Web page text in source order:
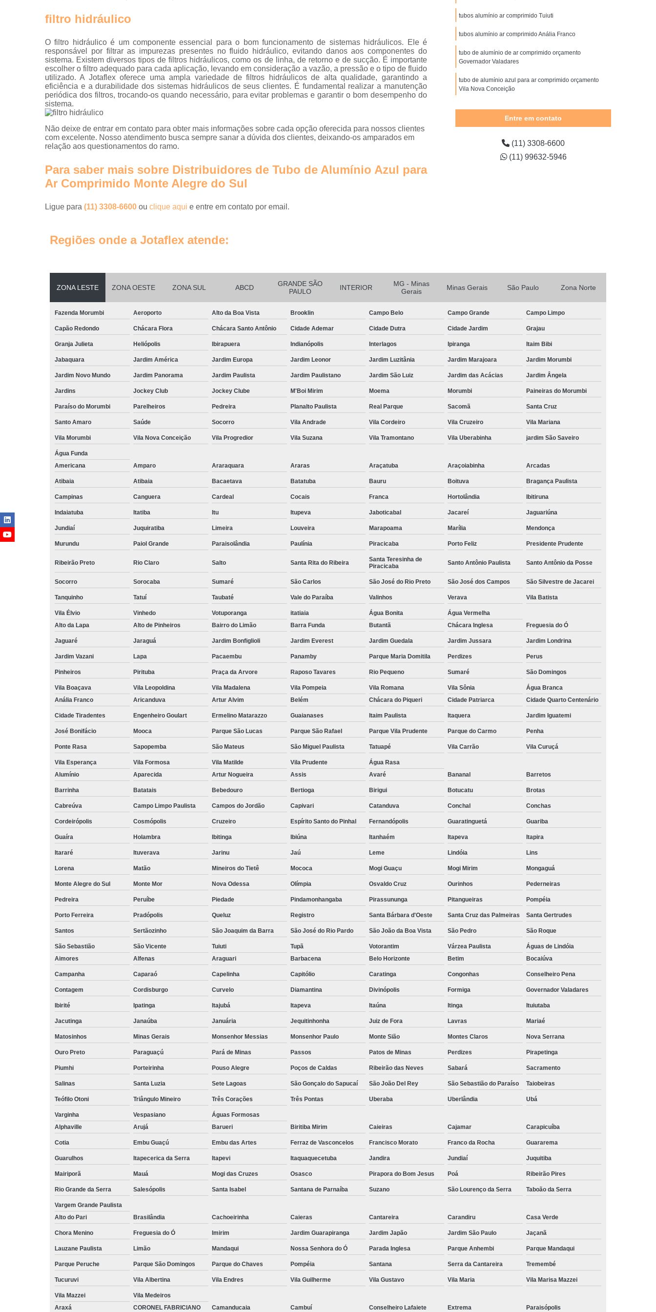
Rede de Ar Comprimido
Rede de Ar Comprimido Alumínio
Rede de Ar Comprimido Hospitalar
Rede de Ar Comprimido Industrial
Rede de Distribuição Ar Comprimido
Rede de Distribuição de Ar Comprimido
Secador Ar Comprimido por Adsorção
Secador de Ar Comprimido
Secador de Linha de Ar Comprimido
Secador do Ar Comprimido
Secador para Rede de Ar Comprimido
Central de Tratamento de Ar Comprimido
Tubo Alumínio para Ar Comprimido
Tubo Ar Comprimido Alumínio
Tubo de Alumínio Ar Comprimido
Tubo de Alumínio Azul para Ar Comprimido
Tubo de Alumínio de Ar Comprimido
Tubo de Alumínio para Ar Comprimido
Tubo de Alumínio para Rede de Ar Comprimido
Tubo em Alumínio Ar Comprimido
Tubo em Alumínio para Ar Comprimido
Tubo para Ar Comprimido em Alumínio
Tubulação de Ar Comprimido em Alumínio
Tubulação em Alumínio Azul
Tubulação em Alumínio para Gases Inertes
Tubulação em Alumínio para Rede de Ar Comprimido
Tubulação em Alumínio Parker
Tubulação em Alumínio Vantagens
filtro hidráulico
O filtro hidráulico é um componente essencial para o bom funcionamento de sistemas hidráulicos. Ele é
responsável por filtrar as impurezas presentes no fluido hidráulico, evitando danos aos componentes do
sistema. Existem diversos tipos de filtros hidráulicos, como os de linha, de retorno e de sucção. É importante
escolher o filtro adequado para cada aplicação, levando em consideração a vazão, a pressão e o tipo de fluido
utilizado. A Jotaflex oferece uma ampla variedade de filtros hidráulicos de alta qualidade, garantindo a
eficiência e a durabilidade dos sistemas hidráulicos de seus clientes. É fundamental realizar a manutenção
periódica dos filtros, trocando-os quando necessário, para evitar problemas e garantir o bom desempenho do
sistema.
Não deixe de entrar em contato para obter mais informações sobre cada opção oferecida para nossos clientes
com excelente. Nosso atendimento busca sempre sanar a dúvida dos clientes, deixando-os amparados em
relação aos questionamentos do ramo.
Para saber mais sobre Distribuidores de Tubo de Alumínio Azul para
Ar Comprimido Monte Alegre do Sul
Ligue para (11) 3308-6600 ou clique aqui e entre em contato por email.
tubos alumínio ar comprimido Tuiuti
tubos alumínio ar comprimido Anália Franco
tubo de alumínio de ar comprimido orçamento
Governador Valadares
tubo de alumínio azul para ar comprimido orçamento
Vila Nova Conceição
Entre em contato
(11) 3308-6600
(11) 99632-5946
Regiões onde a Jotaflex atende:
ZONA LESTE ZONA OESTE ZONA SUL ABCD
GRANDE SÃO
PAULO
INTERIOR
MG - Minas
Gerais
Minas Gerais São Paulo Zona Norte
Fazenda Morumbi Aeroporto Alto da Boa Vista Brooklin Campo Belo Campo Grande Campo Limpo
Capão Redondo Chácara Flora Chácara Santo Antônio Cidade Ademar Cidade Dutra Cidade Jardim Grajau
Granja Julieta Heliópolis Ibirapuera Indianópolis Interlagos Ipiranga Itaim Bibi
Jabaquara Jardim América Jardim Europa Jardim Leonor Jardim Luzitânia Jardim Marajoara Jardim Morumbi
Jardim Novo Mundo Jardim Panorama Jardim Paulista Jardim Paulistano Jardim São Luiz Jardim das Acácias Jardim Ângela
Jardins Jockey Club Jockey Clube M'Boi Mirim Moema Morumbi Paineiras do Morumbi
Paraíso do Morumbi Parelheiros Pedreira Planalto Paulista Real Parque Sacomã Santa Cruz
Santo Amaro Saúde Socorro Vila Andrade Vila Cordeiro Vila Cruzeiro Vila Mariana
Vila Morumbi Vila Nova Conceição Vila Progredior Vila Suzana Vila Tramontano Vila Uberabinha jardim São Saveiro
Água Funda
Americana
Amparo Araraquara Araras Araçatuba Araçoiabinha Arcadas
Atibaia Atibaia Bacaetava Batatuba Bauru Boituva Bragança Paulista
Campinas Canguera Cardeal Cocais Franca Hortolândia Ibitiruna
Indaiatuba Itatiba Itu Itupeva Jaboticabal Jacareí Jaguariúna
Jundiaí Juquiratiba Limeira Louveira Marapoama Marília Mendonça
Murundu Paiol Grande Paraisolândia Paulínia Piracicaba Porto Feliz Presidente Prudente
Ribeirão Preto Rio Claro Salto Santa Rita do Ribeira
Santa Teresinha de
Piracicaba
Santo Antônio Paulista Santo Antônio da Posse
Socorro Sorocaba Sumaré São Carlos São José do Rio Preto São José dos Campos São Silvestre de Jacarei
Tanquinho Tatuí Taubaté Vale do Paraíba Valinhos Verava Vila Batista
Vila Élvio Vinhedo Votuporanga itatiaia Água Bonita
Água Vermelha
Alto da Lapa
Alto de Pinheiros Bairro do Limão Barra Funda Butantã Chácara Inglesa Freguesia do Ó
Jaguaré Jaraguá Jardim Bonfiglioli Jardim Everest Jardim Guedala Jardim Jussara Jardim Londrina
Jardim Vazani Lapa Pacaembu Panamby Parque Maria Domitila Perdizes Perus
Pinheiros Pirituba Praça da Arvore Raposo Tavares Rio Pequeno Sumaré São Domingos
Vila Boaçava Vila Leopoldina Vila Madalena Vila Pompeia Vila Romana Vila Sônia
Água Branca
Anália Franco
Aricanduva Artur Alvim Belém Chácara do Piqueri Cidade Patriarca Cidade Quarto Centenário
Cidade Tiradentes Engenheiro Goulart Ermelino Matarazzo Guaianases Itaim Paulista Itaquera Jardim Iguatemi
José Bonifácio Mooca Parque São Lucas Parque São Rafael Parque Vila Prudente Parque do Carmo Penha
Ponte Rasa Sapopemba São Mateus São Miguel Paulista Tatuapé Vila Carrão Vila Curuçá
Vila Esperança Vila Formosa Vila Matilde Vila Prudente
Água Rasa
Alumínio
Aparecida Artur Nogueira Assis Avaré Bananal Barretos
Barrinha Batatais Bebedouro Bertioga Birigui Botucatu Brotas
Cabreúva Campo Limpo Paulista Campos do Jordão Capivari Catanduva Conchal Conchas
Cordeirópolis Cosmópolis Cruzeiro Espírito Santo do Pinhal Fernandópolis Guaratinguetá Guariba
Guaíra Holambra Ibitinga Ibiúna Itanhaém Itapeva Itapira
Itararé Ituverava Jarinu Jaú Leme Lindóia Lins
Lorena Matão Mineiros do Tietê Mococa Mogi Guaçu Mogi Mirim Mongaguá
Monte Alegre do Sul Monte Mor Nova Odessa Olímpia Osvaldo Cruz Ourinhos Pederneiras
Pedreira Peruíbe Piedade Pindamonhangaba Pirassununga Pitangueiras Pompéia
Porto Ferreira Pradópolis Queluz Registro Santa Bárbara d'Oeste Santa Cruz das Palmeiras Santa Gertrudes
Santos Sertãozinho São Joaquim da Barra São José do Rio Pardo São João da Boa Vista São Pedro São Roque
São Sebastião São Vicente Tuiuti Tupã Votorantim Várzea Paulista
Águas de Lindóia
Aimores
Alfenas Araguari Barbacena Belo Horizonte Betim Bocaiúva
Campanha Caparaó Capelinha Capitólio Caratinga Congonhas Conselheiro Pena
Contagem Cordisburgo Curvelo Diamantina Divinópolis Formiga Governador Valadares
Ibirité Ipatinga Itajubá Itapeva Itaúna Itinga Ituiutaba
Jacutinga Janaúba Januária Jequitinhonha Juiz de Fora Lavras Mariaé
Matosinhos Minas Gerais Monsenhor Messias Monsenhor Paulo Monte Sião Montes Claros Nova Serrana
Ouro Preto Paraguaçú Pará de Minas Passos Patos de Minas Perdizes Pirapetinga
Piumhi Porteirinha Pouso Alegre Poços de Caldas Ribeirão das Neves Sabará Sacramento
Salinas Santa Luzia Sete Lagoas São Gonçalo do Sapucaí São João Del Rey São Sebastião do Paraíso Taiobeiras
Teófilo Otoni Triângulo Mineiro Três Corações Três Pontas Uberaba Uberlândia Ubá
Varginha Vespasiano
Águas Formosas
Alphaville
Arujá Barueri Biritiba Mirim Caieiras Cajamar Carapicuíba
Cotia Embu Guaçú Embu das Artes Ferraz de Vasconcelos Francisco Morato Franco da Rocha Guararema
Guarulhos Itapecerica da Serra Itapevi Itaquaquecetuba Jandira Jundiaí Juquitiba
Mairiporã Mauá Mogi das Cruzes Osasco Pirapora do Bom Jesus Poá Ribeirão Pires
Rio Grande da Serra Salesópolis Santa Isabel Santana de Parnaíba Suzano São Lourenço da Serra Taboão da Serra
Vargem Grande Paulista
Alto do Pari
Brasilândia Cachoeirinha Caieras Cantareira Carandiru Casa Verde
Chora Menino Freguesia do Ó Imirim Jardim Guarapiranga Jardim Japão Jardim São Paulo Jaçanã
Lauzane Paulista Limão Mandaqui Nossa Senhora do Ó Parada Inglesa Parque Anhembi Parque Mandaqui
Parque Peruche Parque São Domingos Parque do Chaves Pompéia Santana Serra da Cantareira Tremembé
Tucuruvi Vila Albertina Vila Endres Vila Guilherme Vila Gustavo Vila Maria Vila Marisa Mazzei
Vila Mazzei
Vila Medeiros
Araxá
CORONEL FABRICIANO Camanducaia Cambuí Conselheiro Lafaiete Extrema Paraisópolis